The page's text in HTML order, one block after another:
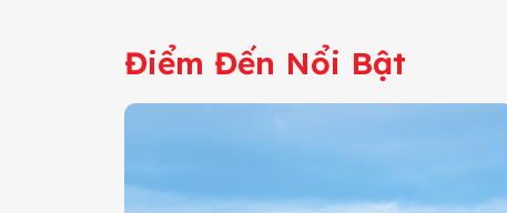
Điểm Đến Nổi Bật